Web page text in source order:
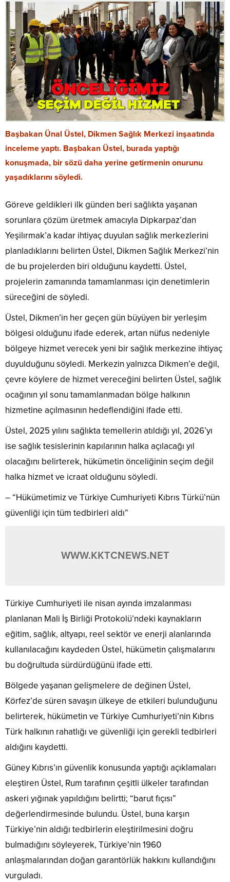
Başbakan Ünal Üstel, Dikmen Sağlık Merkezi inşaatında
inceleme yaptı. Başbakan Üstel, burada yaptığı
konuşmada, bir sözü daha yerine getirmenin onurunu
yaşadıklarını söyledi.
Göreve geldikleri ilk günden beri sağlıkta yaşanan
sorunlara çözüm üretmek amacıyla Dipkarpaz’dan
Yeşilırmak’a kadar ihtiyaç duyulan sağlık merkezlerini
planladıklarını belirten Üstel, Dikmen Sağlık Merkezi’nin
de bu projelerden biri olduğunu kaydetti. Üstel,
projelerin zamanında tamamlanması için denetimlerin
süreceğini de söyledi.
Üstel, Dikmen’in her geçen gün büyüyen bir yerleşim
bölgesi olduğunu ifade ederek, artan nüfus nedeniyle
bölgeye hizmet verecek yeni bir sağlık merkezine ihtiyaç
duyulduğunu söyledi. Merkezin yalnızca Dikmen’e değil,
çevre köylere de hizmet vereceğini belirten Üstel, sağlık
ocağının yıl sonu tamamlanmadan bölge halkının
hizmetine açılmasının hedeflendiğini ifade etti.
Üstel, 2025 yılını sağlıkta temellerin atıldığı yıl, 2026’yı
ise sağlık tesislerinin kapılarının halka açılacağı yıl
olacağını belirterek, hükümetin önceliğinin seçim değil
halka hizmet ve icraat olduğunu söyledi.
– “Hükümetimiz ve Türkiye Cumhuriyeti Kıbrıs Türkü’nün
güvenliği için tüm tedbirleri aldı”
WWW.KKTCNEWS.NET
Türkiye Cumhuriyeti ile nisan ayında imzalanması
planlanan Mali İş Birliği Protokolü’ndeki kaynakların
eğitim, sağlık, altyapı, reel sektör ve enerji alanlarında
kullanılacağını kaydeden Üstel, hükümetin çalışmalarını
bu doğrultuda sürdürdüğünü ifade etti.
Bölgede yaşanan gelişmelere de değinen Üstel,
Körfez’de süren savaşın ülkeye de etkileri bulunduğunu
belirterek, hükümetin ve Türkiye Cumhuriyeti’nin Kıbrıs
Türk halkının rahatlığı ve güvenliği için gerekli tedbirleri
aldığını kaydetti.
Güney Kıbrıs’ın güvenlik konusunda yaptığı açıklamaları
eleştiren Üstel, Rum tarafının çeşitli ülkeler tarafından
askeri yığınak yapıldığını belirtti; “barut fıçısı”
değerlendirmesinde bulundu. Üstel, buna karşın
Türkiye’nin aldığı tedbirlerin eleştirilmesini doğru
bulmadığını söyleyerek, Türkiye’nin 1960
anlaşmalarından doğan garantörlük hakkını kullandığını
vurguladı.